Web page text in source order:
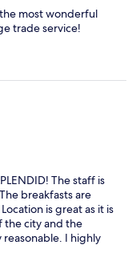
most wonderful
trade service!
The staff is
breakfasts are
is great as it is
the city and the
I highly